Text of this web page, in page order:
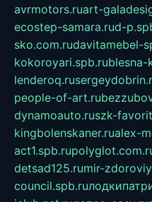
avrmotors.ruart-
ecostep-samara.rud-
sko.com.rudavitamebel-
kokoroyari.spb.rublesna-
lenderoq.ru
people-of-art.ru
dynamoauto.ruszk-
kingbolenskaner.rualex-
act1.spb.ru
detsad125.rumir-
council.spb.ru